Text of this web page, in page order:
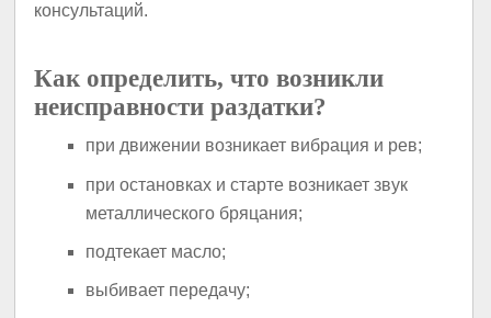
консультаций.
Как определить, что возникли
неисправности раздатки?
при движении возникает вибрация и рев;
при остановках и старте возникает звук
металлического бряцания;
подтекает масло;
выбивает передачу;